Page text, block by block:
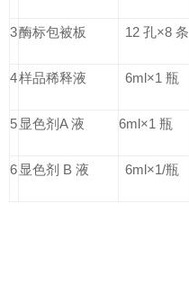
3酶标包被板 12 孔×8 条
4样品稀释液 6ml×1 瓶
5 显色剂A 液 6ml×1 瓶
6 显色剂 B 液 6ml×1/瓶